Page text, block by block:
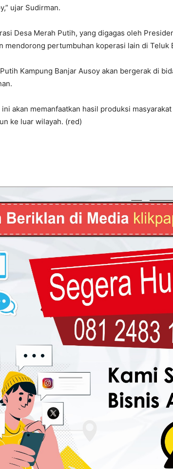
ujar Sudirman.
Desa Merah Putih, yang digagas oleh
mendorong pertumbuhan koperasi lain di Teluk
Kampung Banjar Ausoy akan bergerak di
akan memanfaatkan hasil produksi
ke luar wilayah. (red)